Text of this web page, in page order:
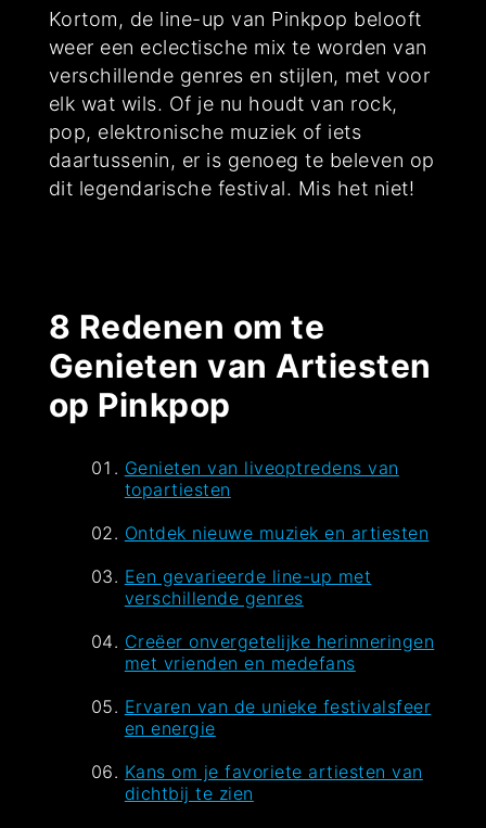
Kortom, de line-up van Pinkpop belooft
weer een eclectische mix te worden van
verschillende genres en stijlen, met voor
elk wat wils. Of je nu houdt van rock,
pop, elektronische muziek of iets
daartussenin, er is genoeg te beleven op
dit legendarische festival. Mis het niet!
8 Redenen om te
Genieten van Artiesten
op Pinkpop
Genieten van liveoptredens van
topartiesten
Ontdek nieuwe muziek en artiesten
Een gevarieerde line-up met
verschillende genres
Creëer onvergetelijke herinneringen
met vrienden en medefans
Ervaren van de unieke festivalsfeer
en energie
Kans om je favoriete artiesten van
dichtbij te zien